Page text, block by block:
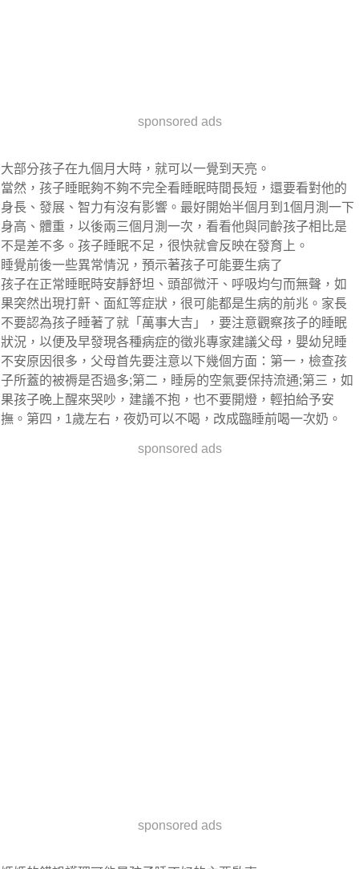
sponsored ads
大部分孩子在九個月大時，就可以一覺到天亮。
當然，孩子睡眠夠不夠不完全看睡眠時間長短，還要看對他的
身長、發展、智力有沒有影響。最好開始半個月到1個月測一下
身高、體重，以後兩三個月測一次，看看他與同齡孩子相比是
不是差不多。孩子睡眠不足，很快就會反映在發育上。
睡覺前後一些異常情況，預示著孩子可能要生病了
孩子在正常睡眠時安靜舒坦、頭部微汗、呼吸均勻而無聲，如
果突然出現打鼾、面紅等症狀，很可能都是生病的前兆。家長
不要認為孩子睡著了就「萬事大吉」，要注意觀察孩子的睡眠
狀況，以便及早發現各種病症的徵兆專家建議父母，嬰幼兒睡
不安原因很多，父母首先要注意以下幾個方面：第一，檢查孩
子所蓋的被褥是否過多;第二，睡房的空氣要保持流通;第三，如
果孩子晚上醒來哭吵，建議不抱，也不要開燈，輕拍給予安
撫。第四，1歲左右，夜奶可以不喝，改成臨睡前喝一次奶。
sponsored ads
sponsored ads